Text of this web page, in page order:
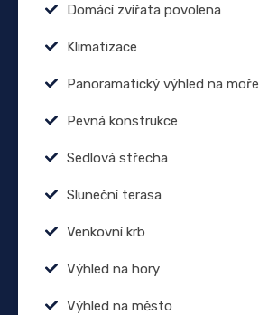
Domácí zvířata povolena
Klimatizace
Panoramatický výhled na moře
Pevná konstrukce
Sedlová střecha
Sluneční terasa
Venkovní krb
Výhled na hory
Výhled na město